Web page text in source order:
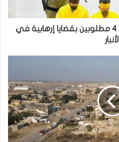
أمن الحشد الشعبي يعتقل 4 مطلوبين بقضايا إرهابية في
الأنبار